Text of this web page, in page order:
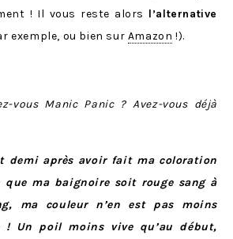
! Il vous reste alors l’alternative
exemple, ou bien sur Amazon !).
vous Manic Panic ? Avez-vous déjà
demi après avoir fait ma coloration
que ma baignoire soit rouge sang à
ma couleur n’en est pas moins
! Un poil moins vive qu’au début,